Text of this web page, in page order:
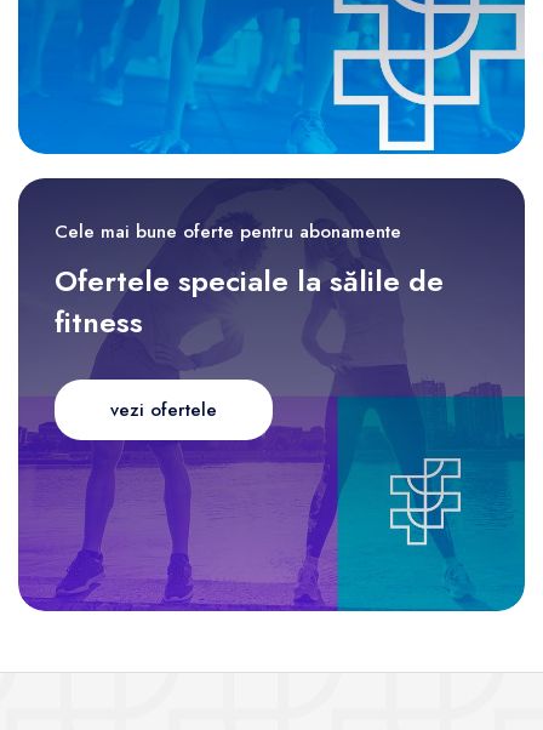
Cele mai bune oferte pentru abonamente
Ofertele speciale la sălile de
fitness
vezi ofertele